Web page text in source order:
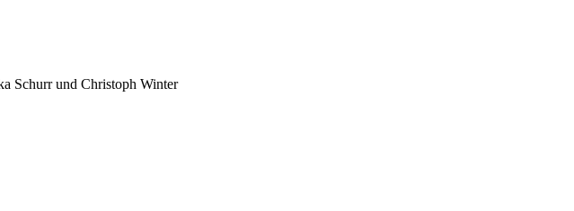
Schurr und Christoph Winter